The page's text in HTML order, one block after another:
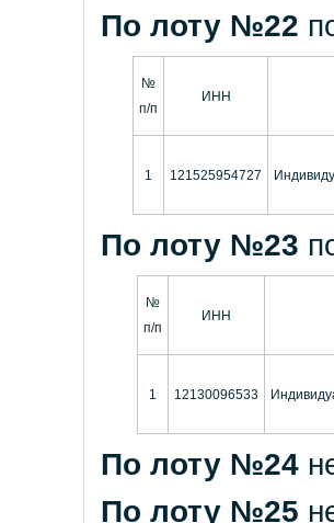
По лоту №22
№
п/п
ИНН
1 121525954727
По лоту №23
№
п/п
ИНН
1 12130096533
По лоту №24
По лоту №25